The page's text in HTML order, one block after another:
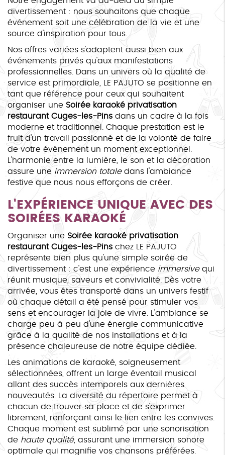
divertissement : nous souhaitons que chaque
événement soit une célébration de la vie et une
source d'inspiration pour tous.
Nos offres variées s'adaptent aussi bien aux
événements privés qu'aux manifestations
professionnelles. Dans un univers où la qualité de
service est primordiale, LE PAJUTO se positionne en
tant que référence pour ceux qui souhaitent
organiser une Soirée karaoké privatisation
restaurant Cuges-les-Pins dans un cadre à la fois
moderne et traditionnel. Chaque prestation est le
fruit d'un travail passionné et de la volonté de faire
de votre événement un moment exceptionnel.
L'harmonie entre la lumière, le son et la décoration
assure une immersion totaledans l'ambiance
festive que nous nous efforçons de créer.
L'EXPÉRIENCE UNIQUE AVEC DES
SOIRÉES KARAOKÉ
Organiser une Soirée karaoké privatisation
restaurant Cuges-les-Pins chez LE PAJUTO
représente bien plus qu'une simple soirée de
divertissement : c'est une expérience immersivequi
réunit musique, saveurs et convivialité. Dès votre
arrivée, vous êtes transporté dans un univers festif
où chaque détail a été pensé pour stimuler vos
sens et encourager la joie de vivre. L'ambiance se
charge peu à peu d'une énergie communicative
grâce à la qualité de nos installations et à la
présence chaleureuse de notre équipe dédiée.
Les animations de karaoké, soigneusement
sélectionnées, offrent un large éventail musical
allant des succès intemporels aux dernières
nouveautés. La diversité du répertoire permet à
chacun de trouver sa place et de s'exprimer
librement, renforçant ainsi le lien entre les convives.
Chaque moment est sublimé par une sonorisation
de haute qualité, assurant une immersion sonore
optimale qui magnifie vos chansons préférées.